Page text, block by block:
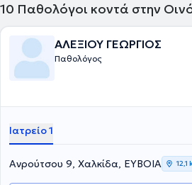
10 Παθολόγοι κοντά στην
ΑΛΕΞΙΟΥ ΓΕΩΡΓΙΟΣ
Παθολόγος
Ιατρείο 1
Ανρούτσου 9, Χαλκίδα, ΕΥΒΟΙΑ 12,1